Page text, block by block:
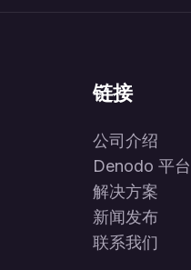
链接
公司介绍
Denodo 平台
解决方案
新闻发布
联系我们